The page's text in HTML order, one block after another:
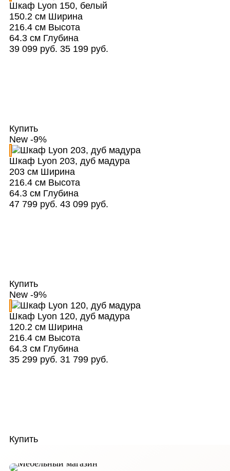
Шкаф Lyon 150, белый
150.2 смШирина
216.4 смВысота
64.3 смГлубина
39 099 руб. 35 199 руб.
Купить
New -9%
Шкаф Lyon 203, дуб мадура
203 смШирина
216.4 смВысота
64.3 смГлубина
47 799 руб. 43 099 руб.
Купить
New -9%
Шкаф Lyon 120, дуб мадура
120.2 смШирина
216.4 смВысота
64.3 смГлубина
35 299 руб. 31 799 руб.
Купить